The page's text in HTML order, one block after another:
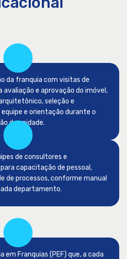
da franquia com visitas de
avaliação e aprovação do imóvel,
seleção e
e orientação durante o
da unidade.
de consultores e
capacitação de pessoal,
de processos, conforme manual
departamento.
em Franquias (PEF) que, a cada